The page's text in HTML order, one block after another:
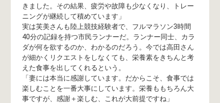
きました。その結果、疲労や故障も少なくなり、トレー
ニングが継続して積めています」
実は芙美さんも陸上競技経験者で、フルマラソン3時間
40分の記録を持つ市民ランナーだ。ランナー同士、カラ
ダが何を欲するのか、わかるのだろう。今では高田さん
が細かくリクエストをしなくても、栄養素をきちんと考
えた食事を出してくれるという。
「妻には本当に感謝しています。だからこそ、食事では
楽しむことを一番大事にしています。栄養ももちろん大
事ですが、感謝＋楽しむ、これが大前提ですね」